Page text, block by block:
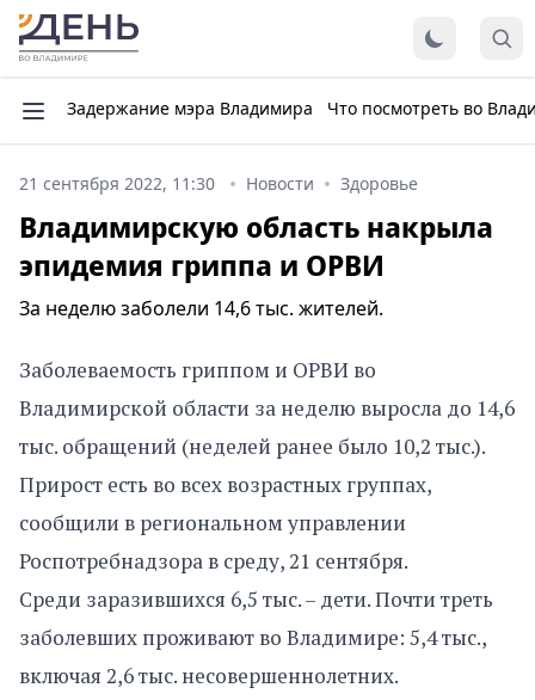
Задержание мэра Владимира Что посмотреть во
21 сентября 2022, 11:30 Новости Здоровье
Владимирскую область накрыла
эпидемия гриппа и ОРВИ
За неделю заболели 14,6 тыс. жителей.
Заболеваемость гриппом и ОРВИ во
Владимирской области за неделю выросла до 14,6
тыс. обращений (неделей ранее было 10,2 тыс.).
Прирост есть во всех возрастных группах,
сообщили в региональном управлении
Роспотребнадзора в среду, 21 сентября.
Среди заразившихся 6,5 тыс. – дети. Почти треть
заболевших проживают во Владимире: 5,4 тыс.,
включая 2,6 тыс. несовершеннолетних.